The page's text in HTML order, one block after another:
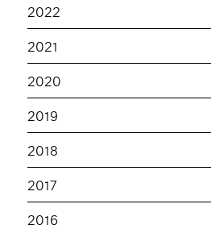
2022
2021
2020
2019
2018
2017
2016